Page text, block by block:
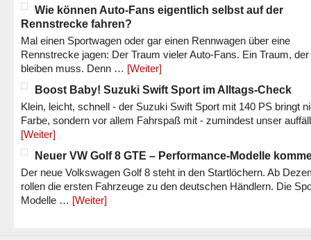
Wie können Auto-Fans eigentlich selbst auf der
Rennstrecke fahren?
Mal einen Sportwagen oder gar einen Rennwagen über eine
Rennstrecke jagen: Der Traum vieler Auto-Fans. Ein Traum,
bleiben muss. Denn … [Weiter]
Boost Baby! Suzuki Swift Sport im Alltags-Check
Klein, leicht, schnell - der Suzuki Swift Sport mit 140 PS bringt
Farbe, sondern vor allem Fahrspaß mit - zumindest unser
[Weiter]
Neuer VW Golf 8 GTE – Performance-Modelle
Der neue Volkswagen Golf 8 steht in den Startlöchern. Ab
rollen die ersten Fahrzeuge zu den deutschen Händlern. Die
Modelle … [Weiter]